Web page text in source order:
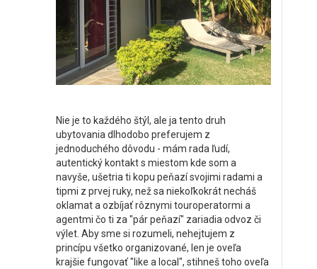
Nie je to každého štýl, ale ja tento druh
ubytovania dlhodobo preferujem z
jednoduchého dôvodu - mám rada ľudí,
autentický kontakt s miestom kde som a
navyše, ušetria ti kopu peňazí svojimi radami a
tipmi z prvej ruky, než sa niekoľkokrát necháš
oklamat a ozbíjať rôznymi touroperatormi a
agentmi čo ti za "pár peňazí" zariadia odvoz či
výlet. Aby sme si rozumeli, nehejtujem z
princípu všetko organizované, len je oveľa
krajšie fungovať "like a local", stihneš toho oveľa